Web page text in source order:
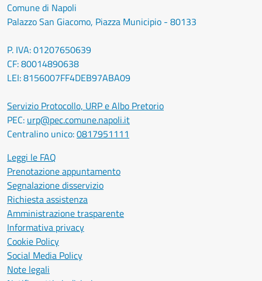
Comune di Napoli
Palazzo San Giacomo, Piazza Municipio - 80133
P. IVA: 01207650639
CF: 80014890638
LEI: 8156007FF4DEB97ABA09
Servizio Protocollo, URP e Albo Pretorio
PEC: urp@pec.comune.napoli.it
Centralino unico:0817951111
Leggi le FAQ
Prenotazione appuntamento
Segnalazione disservizio
Richiesta assistenza
Amministrazione trasparente
Informativa privacy
Cookie Policy
Social Media Policy
Note legali